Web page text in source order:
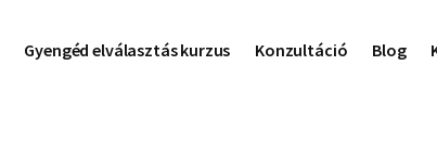
Gyengéd elválasztás kurzus Konzultáció Blog